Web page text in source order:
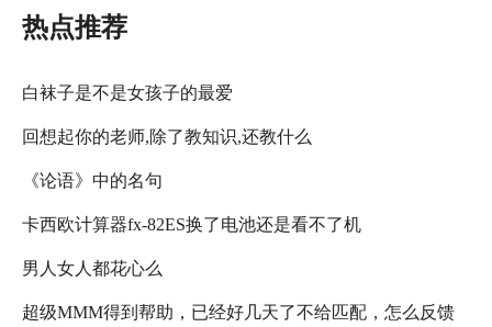
热点推荐
白袜子是不是女孩子的最爱
回想起你的老师,除了教知识,还教什么
《论语》中的名句
卡西欧计算器fx-82ES换了电池还是看不了机
男人女人都花心么
超级MMM得到帮助，已经好几天了不给匹配，怎么反馈